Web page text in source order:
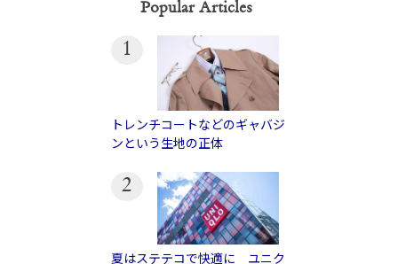
Popular Articles
1
トレンチコートなどのギャバジ
ンという生地の正体
2
夏はステテコで快適に ユニク